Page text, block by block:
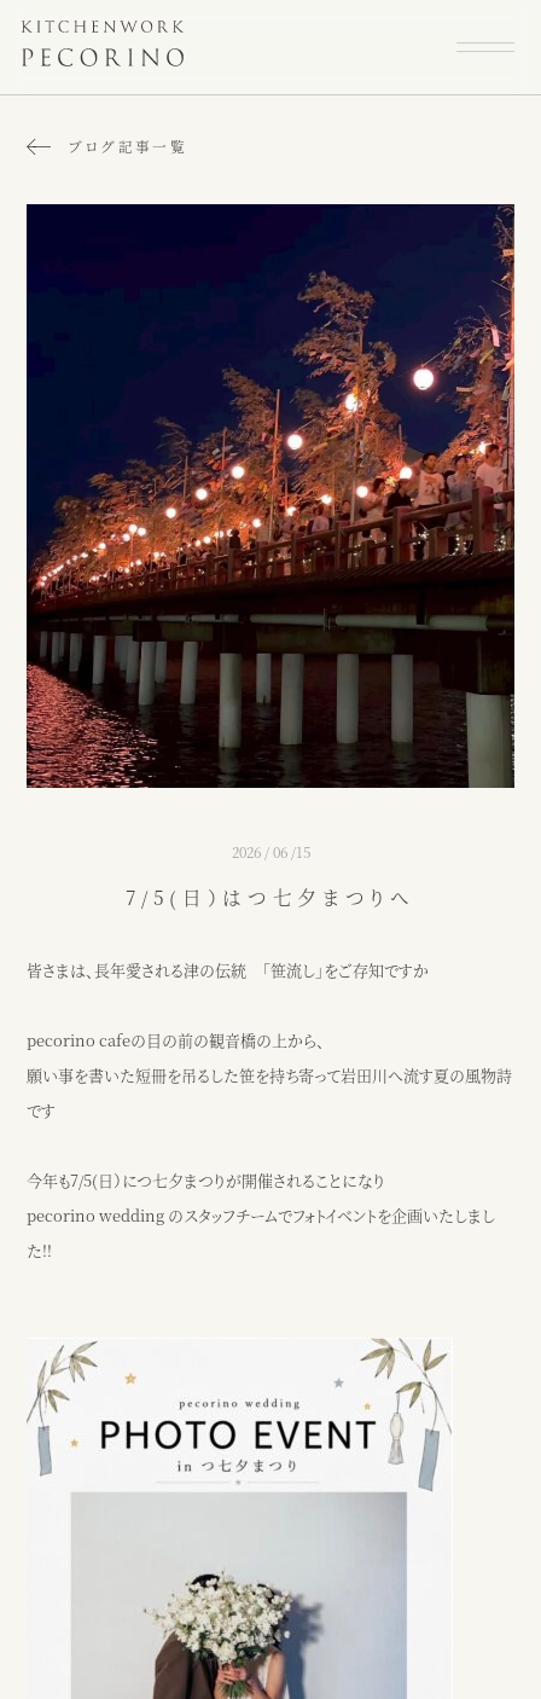
トップページ
大切にしていること
インスピレーション
ウェディング
カフェ
スタッフ
よくある質問
ブログ
ニュース
059-229-5200 080-2014-6824
三重県津市阿漕町津興2448
●アクセス
JR阿漕駅から徒歩15分、三交バスエンマ堂前から徒歩3分、津駅から車
Google map
●営業時間
（カフェ）月〜土・祝日 ： 9：00〜17：00
カフェ
ブログ記事一覧
2026 / 06 /15
7/5(日）はつ七夕まつりへ
皆さまは、長年愛される津の伝統 「笹流し」をご存知ですか
pecorino cafeの目の前の観音橋の上から、
願い事を書いた短冊を吊るした笹を持ち寄って岩田川へ流す夏の風物詩
です
今年も7/5(日）につ七夕まつりが開催されることになり
pecorino wedding のスタッフチームでフォトイベントを企画いたしまし
た!!